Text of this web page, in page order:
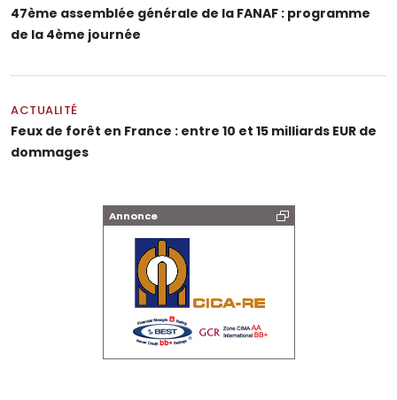
47ème assemblée générale de la FANAF : programme
de la 4ème journée
ACTUALITÉ
Feux de forêt en France : entre 10 et 15 milliards EUR de
dommages
Annonce